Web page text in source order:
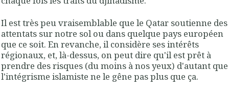
Il est très peu vraisemblable que le Qatar soutienne des
attentats sur notre sol ou dans quelque pays européen
que ce soit. En revanche, il considère ses intérêts
régionaux, et, là-dessus, on peut dire qu'il est prêt à
prendre des risques (du moins à nos yeux) d'autant que
l'intégrisme islamiste ne le gêne pas plus que ça.